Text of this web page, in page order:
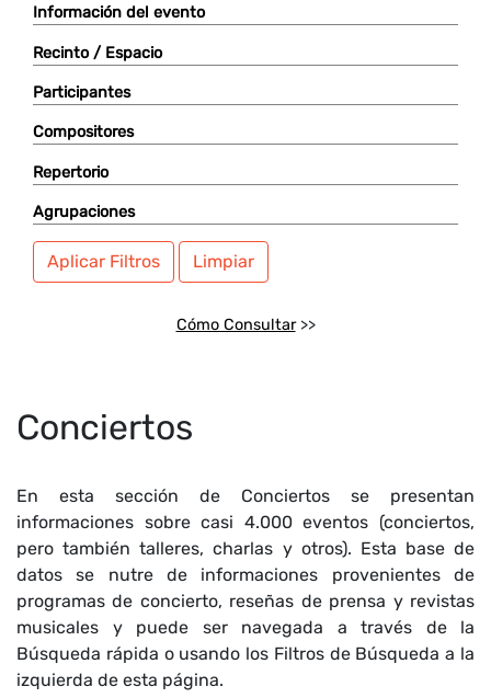
Información del evento
Recinto / Espacio
Participantes
Compositores
Repertorio
Agrupaciones
Aplicar Filtros Limpiar
Cómo Consultar>>
Conciertos
En esta sección de Conciertos se presentan
informaciones sobre casi 4.000 eventos (conciertos,
pero también talleres, charlas y otros). Esta base de
datos se nutre de informaciones provenientes de
programas de concierto, reseñas de prensa y revistas
musicales y puede ser navegada a través de la
Búsqueda rápida o usando los Filtros de Búsqueda a la
izquierda de esta página.